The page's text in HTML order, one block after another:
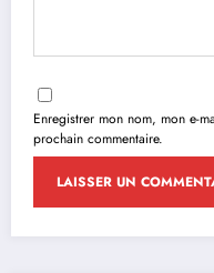
Enregistrer mon nom, mon e-
prochain commentaire.